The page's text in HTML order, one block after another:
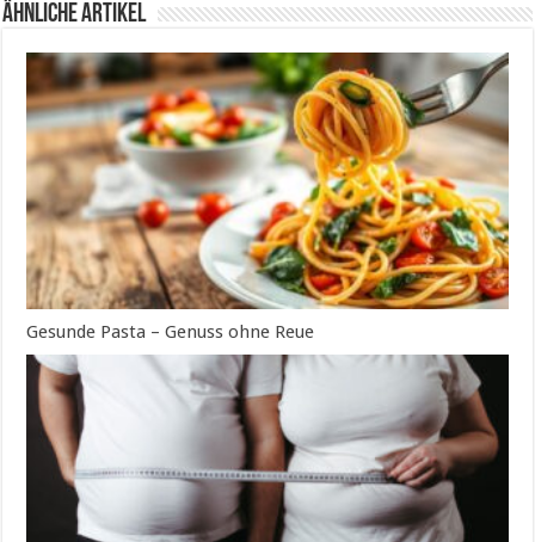
ähnliche Artikel
Gesunde Pasta – Genuss ohne Reue